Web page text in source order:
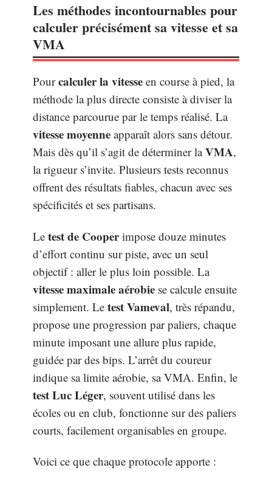
Les méthodes incontournables pour
calculer précisément sa vitesse et sa
VMA
Pourcalculer la vitesse en course à pied, la
méthode la plus directe consiste à diviser la
distance parcourue par le temps réalisé. La
vitesse moyenne apparaît alors sans détour.
Mais dès qu’il s’agit de déterminer laVMA,
la rigueur s’invite. Plusieurs tests reconnus
offrent des résultats fiables, chacun avec ses
spécificités et ses partisans.
Le test de Cooperimpose douze minutes
d’effort continu sur piste, avec un seul
objectif : aller le plus loin possible. La
vitesse maximale aérobie se calcule ensuite
simplement. Le test Vameval, très répandu,
propose une progression par paliers, chaque
minute imposant une allure plus rapide,
guidée par des bips. L’arrêt du coureur
indique sa limite aérobie, sa VMA. Enfin, le
test Luc Léger, souvent utilisé dans les
écoles ou en club, fonctionne sur des paliers
courts, facilement organisables en groupe.
Voici ce que chaque protocole apporte :